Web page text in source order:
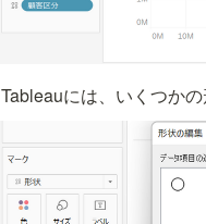
Tableauには、いくつか